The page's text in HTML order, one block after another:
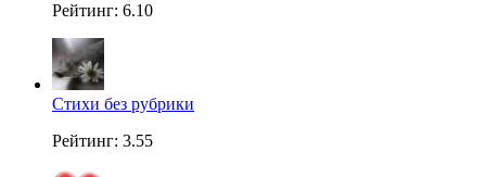
Рейтинг: 6.10
Стихи без рубрики
Рейтинг: 3.55